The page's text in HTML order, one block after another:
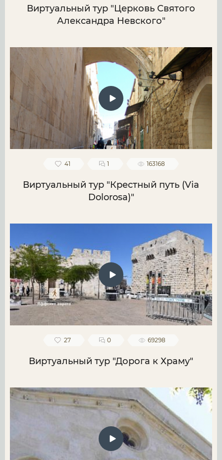
Виртуальный тур "Церковь Святого
Александра Невского"
41 1 163168
Виртуальный тур "Крестный путь (Via
Dolorosa)"
27 0 69298
Виртуальный тур "Дорога к Храму"